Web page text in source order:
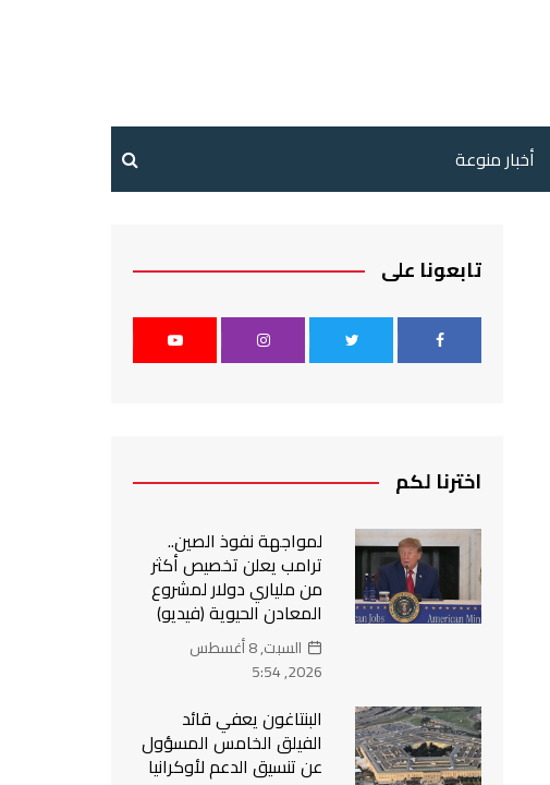
أخبار منوعة
تابعونا على
اخترنا لكم
لمواجهة نفوذ الصين..
ترامب يعلن تخصيص أكثر
من ملياري دولار لمشروع
المعادن الحيوية (فيديو)
السبت, 8 أغسطس
2026, 5:54
البنتاغون يعفي قائد
الفيلق الخامس المسؤول
عن تنسيق الدعم لأوكرانيا